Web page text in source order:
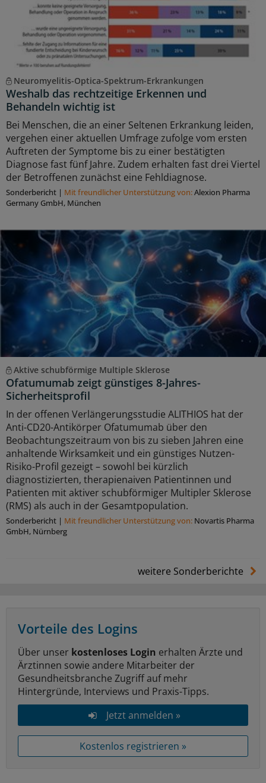
Neuromyelitis-Optica-Spektrum-Erkrankungen
Weshalb das rechtzeitige Erkennen und
Behandeln wichtig ist
Bei Menschen, die an einer Seltenen Erkrankung leiden,
vergehen einer aktuellen Umfrage zufolge vom ersten
Auftreten der Symptome bis zu einer bestätigten
Diagnose fast fünf Jahre. Zudem erhalten fast drei Viertel
der Betroffenen zunächst eine Fehldiagnose.
Sonderbericht | Mit freundlicher Unterstützung von:Alexion Pharma
Germany GmbH, München
Aktive schubförmige Multiple Sklerose
Ofatumumab zeigt günstiges 8-Jahres-
Sicherheitsprofil
In der offenen Verlängerungsstudie ALITHIOS hat der
Anti-CD20-Antikörper Ofatumumab über den
Beobachtungszeitraum von bis zu sieben Jahren eine
anhaltende Wirksamkeit und ein günstiges Nutzen-
Risiko-Profil gezeigt – sowohl bei kürzlich
diagnostizierten, therapienaiven Patientinnen und
Patienten mit aktiver schubförmiger Multipler Sklerose
(RMS) als auch in der Gesamtpopulation.
Sonderbericht | Mit freundlicher Unterstützung von: Novartis Pharma
GmbH, Nürnberg
weitere Sonderberichte
Vorteile des Logins
Über unser kostenloses Login erhalten Ärzte und
Ärztinnen sowie andere Mitarbeiter der
Gesundheitsbranche Zugriff auf mehr
Hintergründe, Interviews und Praxis-Tipps.
Jetzt anmelden »
Kostenlos registrieren »